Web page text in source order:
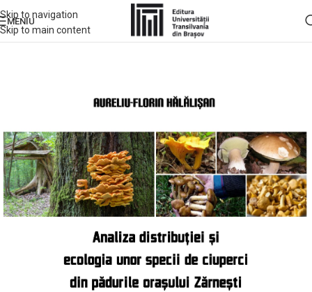
Skip to navigation
Skip to main content
MENIU